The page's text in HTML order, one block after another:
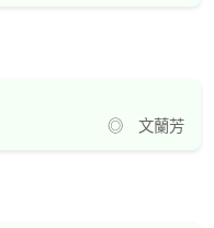
◎ 文蘭芳